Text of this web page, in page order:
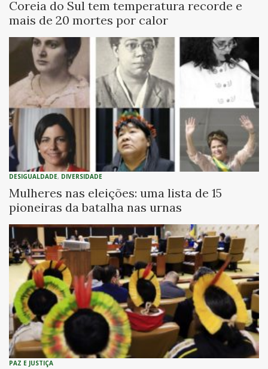
Coreia do Sul tem temperatura recorde e
mais de 20 mortes por calor
DESIGUALDADE, DIVERSIDADE
Mulheres nas eleições: uma lista de 15
pioneiras da batalha nas urnas
PAZ E JUSTIÇA